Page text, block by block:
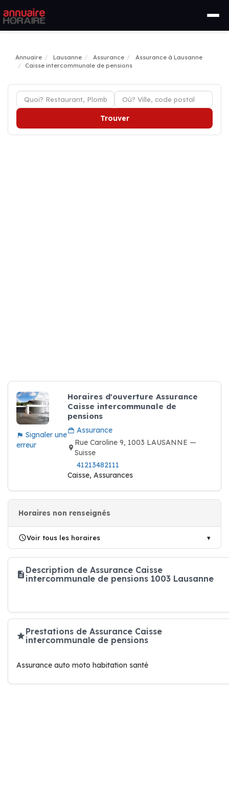
Annuaire Lausanne Assurance
Assurance à Lausanne
Caisse intercommunale de pensions
Trouver
Signaler une
erreur
Horaires d'ouverture Assurance
Caisse intercommunale de
pensions
Assurance
Rue Caroline 9, 1003 LAUSANNE —
Suisse
41213482111
Caisse, Assurances
Horaires non renseignés
Voir tous les horaires
Description de Assurance Caisse
intercommunale de pensions 1003 Lausanne
Prestations de Assurance Caisse
intercommunale de pensions
Assurance auto moto habitation santé